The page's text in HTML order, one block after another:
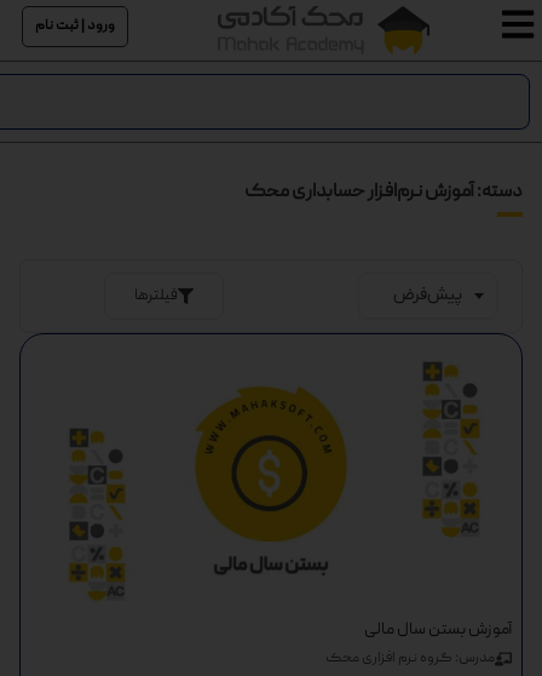
ورود | ثبت نام
دسته: آموزش نرم‌افزار حسابداری محک
فیلترها
آموزش بستن سال مالی
مدرس: گروه نرم افزاری محک